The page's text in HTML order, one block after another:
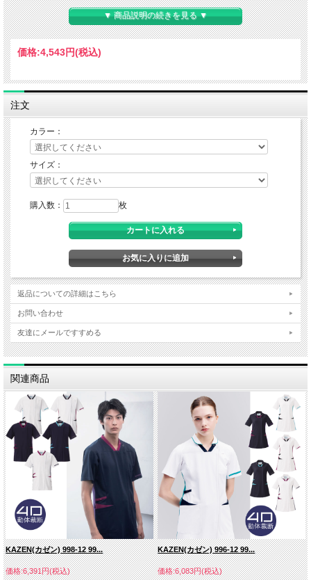
（ポリエステル１００％）
▼ 商品説明の続きを見る ▼
価格:4,543円(税込)
注文
カラー：
サイズ：
購入数： 枚
返品についての詳細はこちら
お問い合わせ
友達にメールですすめる
関連商品
KAZEN(カゼン) 998-12 99...
価格:6,391円(税込)
KAZEN(カゼン) 996-12 99...
価格:6,083円(税込)